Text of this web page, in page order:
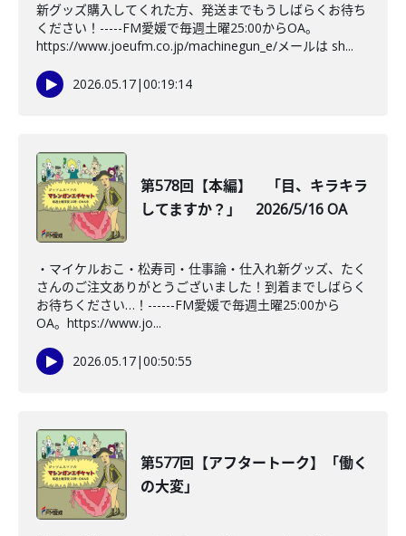
新グッズ購入してくれた方、発送までもうしばらくお待ち
ください！-----FM愛媛で毎週土曜25:00からOA。
https://www.joeufm.co.jp/machinegun_e/メールは sh...
2026.05.17|00:19:14
第578回【本編】 「目、キラキラ
してますか？」 2026/5/16 OA
・マイケルおこ・松寿司・仕事論・仕入れ新グッズ、たく
さんのご注文ありがとうございました！到着までしばらく
お待ちください…！------FM愛媛で毎週土曜25:00から
OA。https://www.jo...
2026.05.17|00:50:55
第577回【アフタートーク】「働く
の大変」